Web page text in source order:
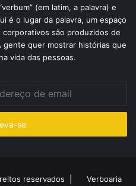
(em latim, a palavra) e
é o lugar da palavra, um espaço
são produzidos de
gente quer mostrar histórias que
vida das pessoas.
reservados | Verboaria